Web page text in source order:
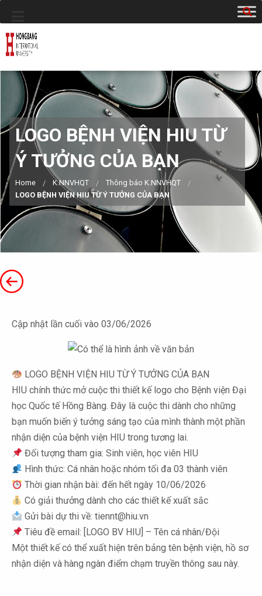
LOGO BỆNH VIỆN HIU TỪ
Ý TƯỞNG CỦA BẠN
Home K.NNVHQT
Thông báo K.NNVHQT
LOGO BỆNH VIỆN HIU TỪ Ý TƯỞNG CỦA BẠN
Cập nhật lần cuối vào 03/06/2026
LOGO BỆNH VIỆN HIU TỪ Ý TƯỞNG CỦA BẠN
HIU chính thức mở cuộc thi thiết kế logo cho Bệnh viện Đại
học Quốc tế Hồng Bàng. Đây là cuộc thi dành cho những
bạn muốn biến ý tưởng sáng tạo của mình thành một phần
nhận diện của bệnh viện HIU trong tương lai.
Đối tượng tham gia: Sinh viên, học viên HIU
Hình thức: Cá nhân hoặc nhóm tối đa 03 thành viên
Thời gian nhận bài: đến hết ngày 10/06/2026
Có giải thưởng dành cho các thiết kế xuất sắc
Gửi bài dự thi về: tiennt@hiu.vn
Tiêu đề email: [LOGO BV HIU] – Tên cá nhân/Đội
Một thiết kế có thể xuất hiện trên bảng tên bệnh viện, hồ sơ
nhận diện và hàng ngàn điểm chạm truyền thông sau này.